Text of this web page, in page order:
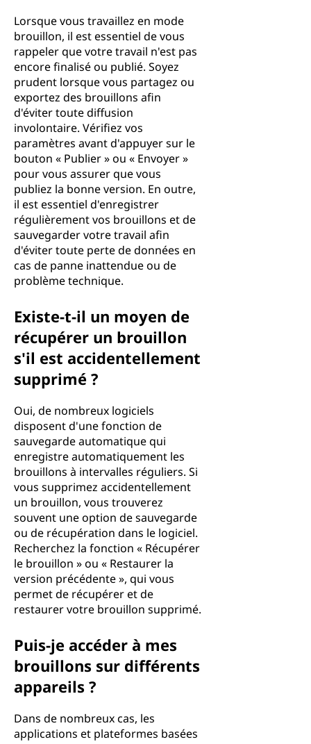
Lorsque vous travaillez en mode
brouillon, il est essentiel de vous
rappeler que votre travail n'est pas
encore finalisé ou publié. Soyez
prudent lorsque vous partagez ou
exportez des brouillons afin
d'éviter toute diffusion
involontaire. Vérifiez vos
paramètres avant d'appuyer sur le
bouton « Publier » ou « Envoyer »
pour vous assurer que vous
publiez la bonne version. En outre,
il est essentiel d'enregistrer
régulièrement vos brouillons et de
sauvegarder votre travail afin
d'éviter toute perte de données en
cas de panne inattendue ou de
problème technique.
Existe-t-il un moyen de
récupérer un brouillon
s'il est accidentellement
supprimé ?
Oui, de nombreux logiciels
disposent d'une fonction de
sauvegarde automatique qui
enregistre automatiquement les
brouillons à intervalles réguliers. Si
vous supprimez accidentellement
un brouillon, vous trouverez
souvent une option de sauvegarde
ou de récupération dans le logiciel.
Recherchez la fonction « Récupérer
le brouillon » ou « Restaurer la
version précédente », qui vous
permet de récupérer et de
restaurer votre brouillon supprimé.
Puis-je accéder à mes
brouillons sur différents
appareils ?
Dans de nombreux cas, les
applications et plateformes basées